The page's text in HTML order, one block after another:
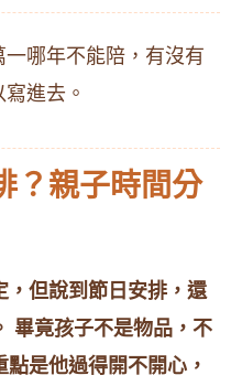
哪年不能陪，有沒有
進去。
？親子時間分
，但說到節日安排，還
畢竟孩子不是物品，不
是他過得開不開心，